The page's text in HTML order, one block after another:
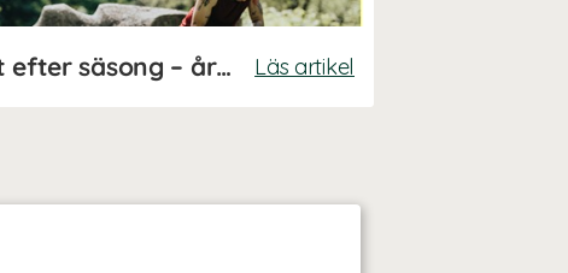
Guide: kosttillskott efter säsong – året runt Läs artikel